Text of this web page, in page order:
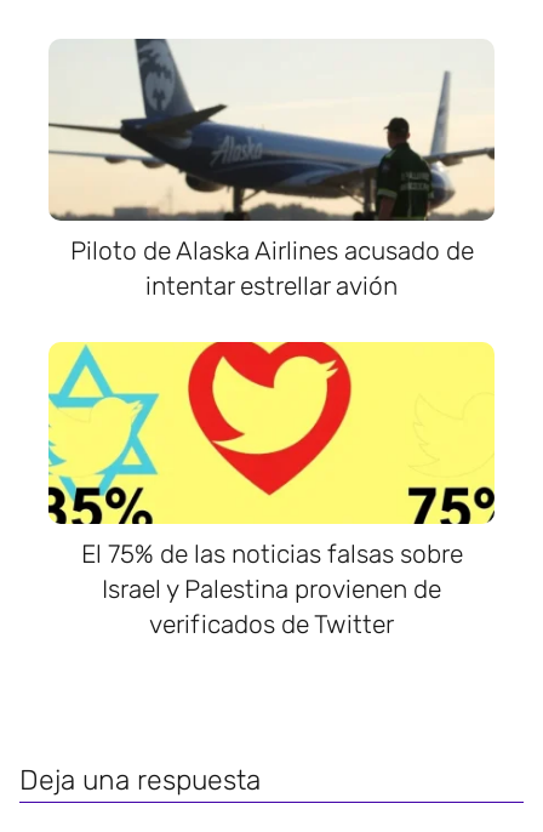
Piloto de Alaska Airlines acusado de
intentar estrellar avión
El 75% de las noticias falsas sobre
Israel y Palestina provienen de
verificados de Twitter
Deja una respuesta